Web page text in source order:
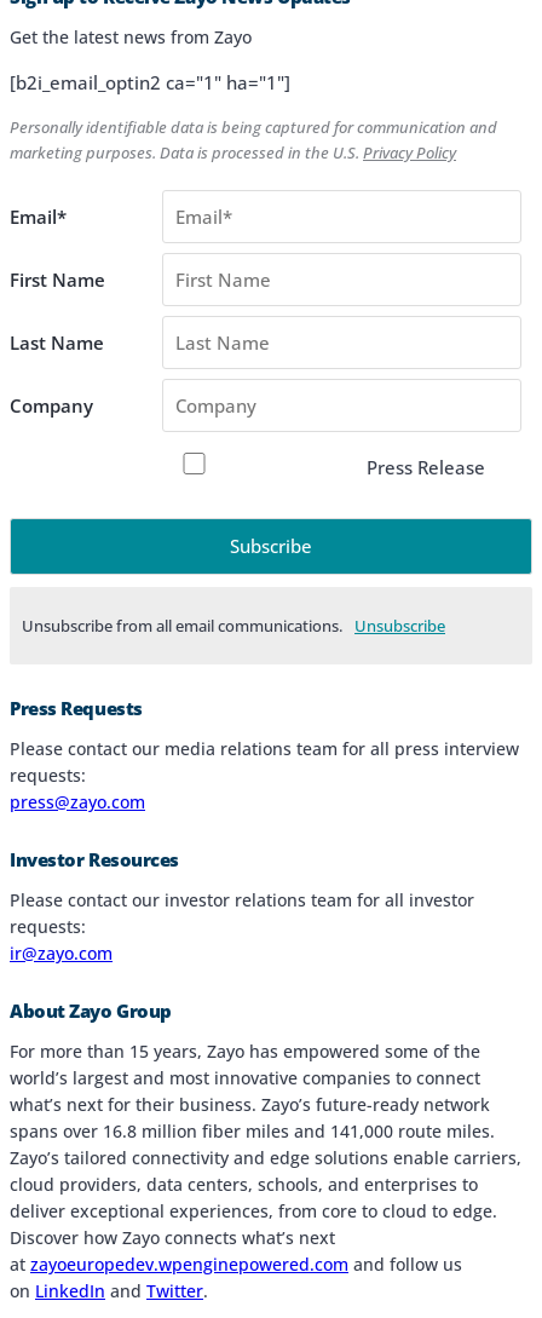
Why Choose Zayo Europe
Get the latest news from Zayo
[b2i_email_optin2 ca="1" ha="1"]
Personally identifiable data is being captured for communication and
marketing purposes. Data is processed in the U.S. Privacy Policy
Email*
First Name
Last Name
Company
Press Release
Unsubscribe from all email communications.
Press Requests
Please contact our media relations team for all press interview
requests:
press@zayo.com
Investor Resources
Please contact our investor relations team for all investor
requests:
ir@zayo.com
About Zayo Group
For more than 15 years, Zayo has empowered some of the
world’s largest and most innovative companies to connect
what’s next for their business. Zayo’s future-ready network
spans over 16.8 million fiber miles and 141,000 route miles.
Zayo’s tailored connectivity and edge solutions enable carriers,
cloud providers, data centers, schools, and enterprises to
deliver exceptional experiences, from core to cloud to edge.
Discover how Zayo connects what’s next
at zayoeuropedev.wpenginepowered.com and follow us
on LinkedIn and Twitter.